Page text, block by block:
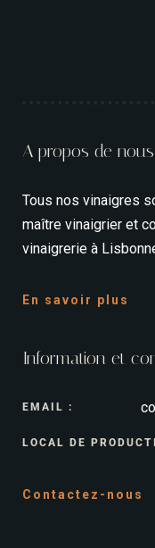
A propos de nous
Tous nos vinaigres
maître vinaigrier et
vinaigrerie à
En savoir plus
Information et
EMAIL :
LOCAL DE
Contactez-nous